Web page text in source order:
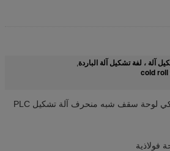
آلة ، لفة تشكيل آلة الباردة,
cold
لوحة سقف القاطع الهيدروليكي لوحة سقف شبه منحرف آلة تشكيل PLC